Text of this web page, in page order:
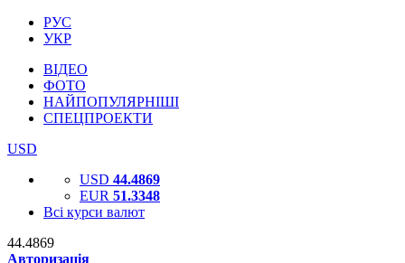
РУС
УКР
ВІДЕО
ФОТО
НАЙПОПУЛЯРНІШІ
СПЕЦПРОЕКТИ
USD
USD 44.4869
EUR 51.3348
Всі курси валют
44.4869
Авторизація